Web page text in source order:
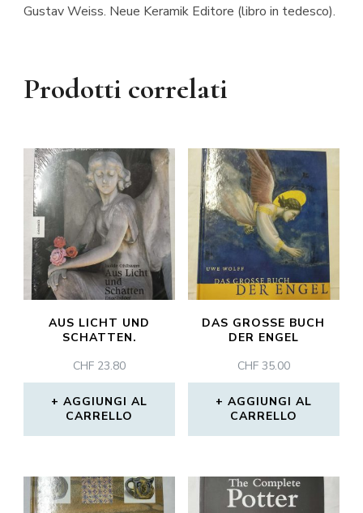
Gustav Weiss. Neue Keramik Editore (libro in tedesco).
Prodotti correlati
AUS LICHT UND
SCHATTEN.
CHF 23.80
AGGIUNGI AL
CARRELLO
DAS GROSSE BUCH
DER ENGEL
CHF35.00
AGGIUNGI AL
CARRELLO